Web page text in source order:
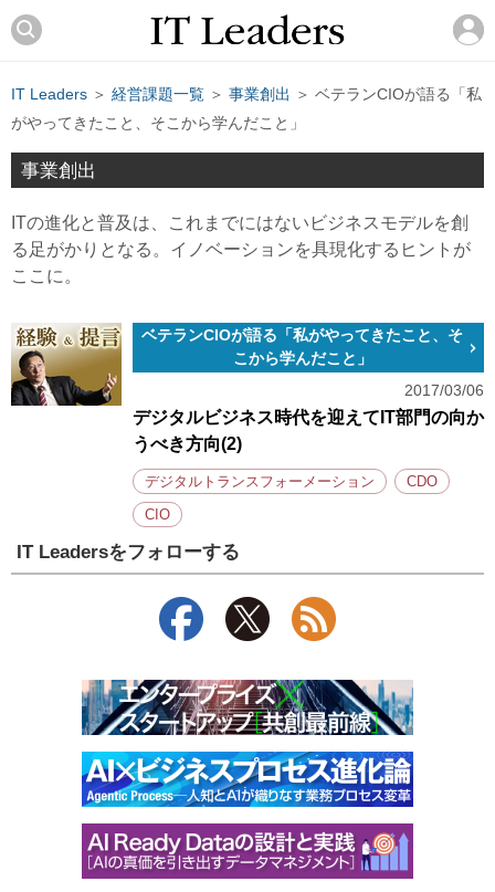
IT Leaders ＞ 経営課題一覧 ＞ 事業創出 ＞ ベテランCIOが語る「私
がやってきたこと、そこから学んだこと」
事業創出
ITの進化と普及は、これまでにはないビジネスモデルを創
る足がかりとなる。イノベーションを具現化するヒントが
ここに。
ベテランCIOが語る「私がやってきたこと、そ
こから学んだこと」
2017/03/06
デジタルビジネス時代を迎えてIT部門の向か
うべき方向(2)
デジタルトランスフォーメーション CDO
CIO
IT Leadersをフォローする